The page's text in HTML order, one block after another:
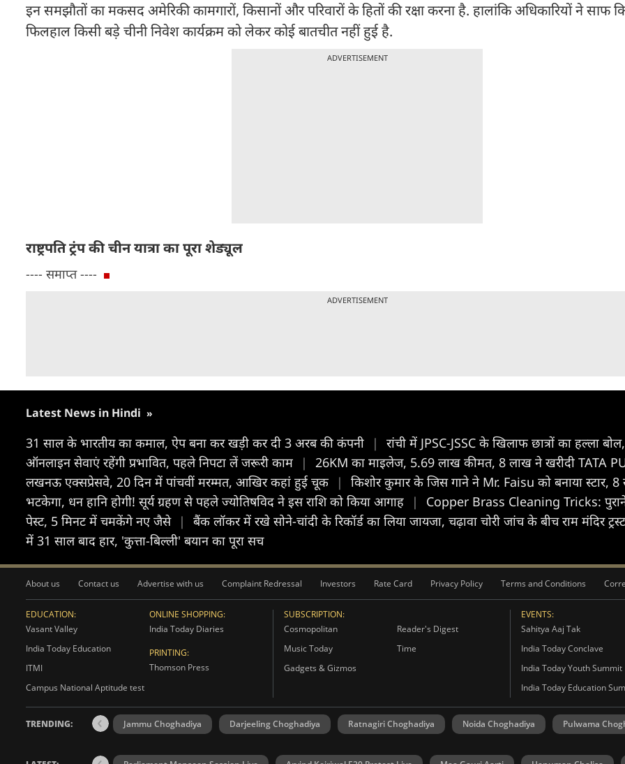
इन समझौतों का मकसद अमेरिकी कामगारों, किसानों और परिवारों के हितों की रक्षा करना है. हालांकि अधिकारियों ने साफ
फिलहाल किसी बड़े चीनी निवेश कार्यक्रम को लेकर कोई बातचीत नहीं हुई है.
ADVERTISEMENT
राष्ट्रपति ट्रंप की चीन यात्रा का पूरा शेड्यूल
---- समाप्त ----
ADVERTISEMENT
Latest News in Hindi »
31 साल के भारतीय का कमाल, ऐप बना कर खड़ी कर दी 3 अरब की कंपनी | रांची में JPSC-JSSC के खिलाफ छात्रों का हल्ला
ऑनलाइन सेवाएं रहेंगी प्रभावित, पहले निपटा लें जरूरी काम
| 26KM का माइलेज, 5.69 लाख कीमत, 8 लाख ने खरीदी TATA
लखनऊ एक्सप्रेसवे, 20 दिन में पांचवीं मरम्मत, आखिर कहां हुई चूक
| किशोर कुमार के जिस गाने ने Mr. Faisu को बनाया स्टार, 8
भटकेगा, धन हानि होगी! सूर्य ग्रहण से पहले ज्योतिषविद ने इस राशि को किया आगाह
|
Copper Brass Cleaning Tricks:
पेस्ट, 5 मिनट में चमकेंगे नए जैसे | बैंक लॉकर में रखे सोने-चांदी के रिकॉर्ड का लिया जायजा, चढ़ावा चोरी जांच के बीच राम मंदिर
में 31 साल बाद हार, 'कुत्ता-बिल्ली' बयान का पूरा सच
About us Contact us Advertise with us Complaint Redressal Investors Rate Card Privacy Policy Terms and Conditions
EDUCATION:
Vasant Valley
India Today Education
ITMI
Campus National Aptitude test
ONLINE SHOPPING:
India Today Diaries
PRINTING:
Thomson Press
SUBSCRIPTION:
Cosmopolitan
Reader's Digest
Music Today
Time
Gadgets & Gizmos
EVENTS:
Sahitya Aaj Tak
India Today Conclave
India Today Youth Summit
India Today Education
TRENDING: Jammu Choghadiya Darjeeling Choghadiya Ratnagiri Choghadiya Noida Choghadiya Pulwama